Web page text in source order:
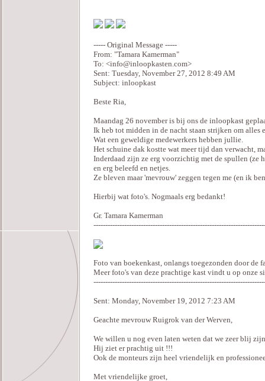
----- Original Message -----
From: "Tamara Kamerman"
To: <info@inloopkasten.com>
Sent: Tuesday, November 27, 2012 8:49 AM
Subject: inloopkast
Beste Ria,
Maandag 26 november is bij ons de inloopkast
Ik heb tot midden in de nacht staan strijken om alles
Wat een geweldige medewerkers hebben jullie.
Het schuine dak kostte wat meer tijd dan verwacht,
Inderdaad zijn ze erg voorzichtig met de spullen (ze
en erg beleefd en netjes.
Ze bleven maar 'mevrouw' zeggen tegen me (en ik
Hierbij wat foto's. Nogmaals erg bedankt!
Gr. Tamara Kamerman
Foto van boekenkast, onlangs toegezonden door de
Meer foto's van deze prachtige kast vindt u op onze
Sent: Monday, November 19, 2012 7:23 AM
Geachte mevrouw Ruigrok van der Werven,
We willen u nog even laten weten dat we zeer blij
Hij ziet er prachtig uit !!!
Ook de monteurs zijn heel vriendelijk en
Met vriendelijke groet,